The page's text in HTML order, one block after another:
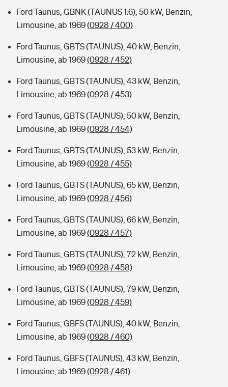
Ford Taunus, GBNK (TAUNUS 1.6), 50 kW, Benzin,
Limousine, ab 1969(0928 / 400)
Ford Taunus, GBTS (TAUNUS), 40 kW, Benzin,
Limousine, ab 1969(0928 / 452)
Ford Taunus, GBTS (TAUNUS), 43 kW, Benzin,
Limousine, ab 1969(0928 / 453)
Ford Taunus, GBTS (TAUNUS), 50 kW, Benzin,
Limousine, ab 1969(0928 / 454)
Ford Taunus, GBTS (TAUNUS), 53 kW, Benzin,
Limousine, ab 1969(0928 / 455)
Ford Taunus, GBTS (TAUNUS), 65 kW, Benzin,
Limousine, ab 1969(0928 / 456)
Ford Taunus, GBTS (TAUNUS), 66 kW, Benzin,
Limousine, ab 1969(0928 / 457)
Ford Taunus, GBTS (TAUNUS), 72 kW, Benzin,
Limousine, ab 1969(0928 / 458)
Ford Taunus, GBTS (TAUNUS), 79 kW, Benzin,
Limousine, ab 1969(0928 / 459)
Ford Taunus, GBFS (TAUNUS), 40 kW, Benzin,
Limousine, ab 1969(0928 / 460)
Ford Taunus, GBFS (TAUNUS), 43 kW, Benzin,
Limousine, ab 1969(0928 / 461)